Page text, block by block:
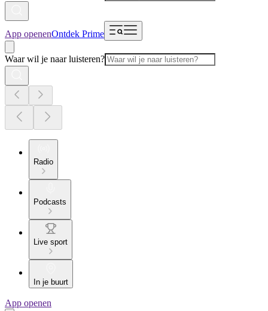
App openenOntdek Prime
Waar wil je naar luisteren?
Radio
Podcasts
Live sport
In je buurt
App openen